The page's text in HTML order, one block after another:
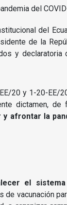
del
de la
y declaratoria
20 y 1-20-EE/
dictamen, de
afrontar la
el
de vacunación